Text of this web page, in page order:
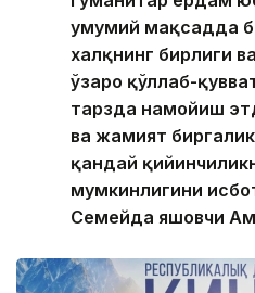
умумий мақсадда
халқнинг бирлиги
ўзаро қўллаб-
тарзда намойиш
ва жамият
қандай
мумкинлигини
Семейда яшовчи